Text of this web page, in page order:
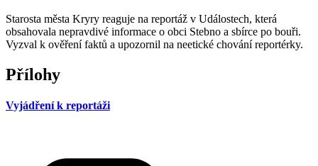
Starosta města Kryry reaguje na reportáž v Událostech, která
obsahovala nepravdivé informace o obci Stebno a sbírce po bouři.
Vyzval k ověření faktů a upozornil na neetické chování reportérky.
Přílohy
Vyjádření k reportáži